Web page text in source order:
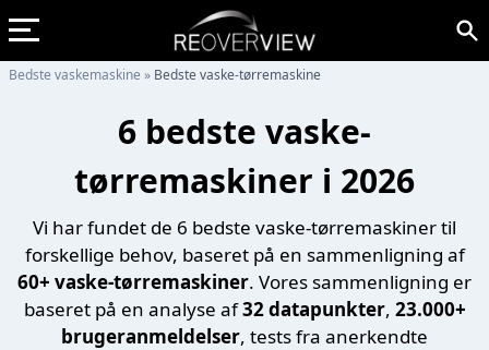
Bedste vaskemaskine » Bedste vaske-tørremaskine
6 bedste vaske-
tørremaskiner i 2026
Vi har fundet de 6 bedste vaske-tørremaskiner til
forskellige behov, baseret på en sammenligning af
60+ vaske-tørremaskiner. Vores sammenligning er
baseret på en analyse af32 datapunkter, 23.000+
brugeranmeldelser, tests fra anerkendte